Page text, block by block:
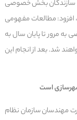
سازندگان بخش خصوصی
افزود: مطالعات مفهومی
به مرور تا پایان سال به
شد. بعد از انجام این
شهرسازی است
مهندسان سازمان نظام